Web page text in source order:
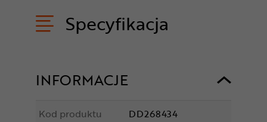
Specyfikacja
INFORMACJE
Kod produktu
DD268434